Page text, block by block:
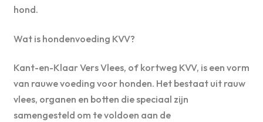
hond.
Wat is hondenvoeding KVV?
Kant-en-Klaar Vers Vlees, of kortweg KVV, is een vorm
van rauwe voeding voor honden. Het bestaat uit rauw
vlees, organen en botten die speciaal zijn
samengesteld om te voldoen aan de